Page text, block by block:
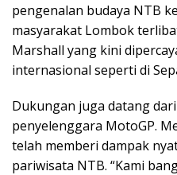
pengenalan budaya NTB
masyarakat Lombok
Marshall yang kini
internasional seperti di
Dukungan juga datang
penyelenggara MotoGP.
telah memberi dampak
pariwisata NTB. “Kami